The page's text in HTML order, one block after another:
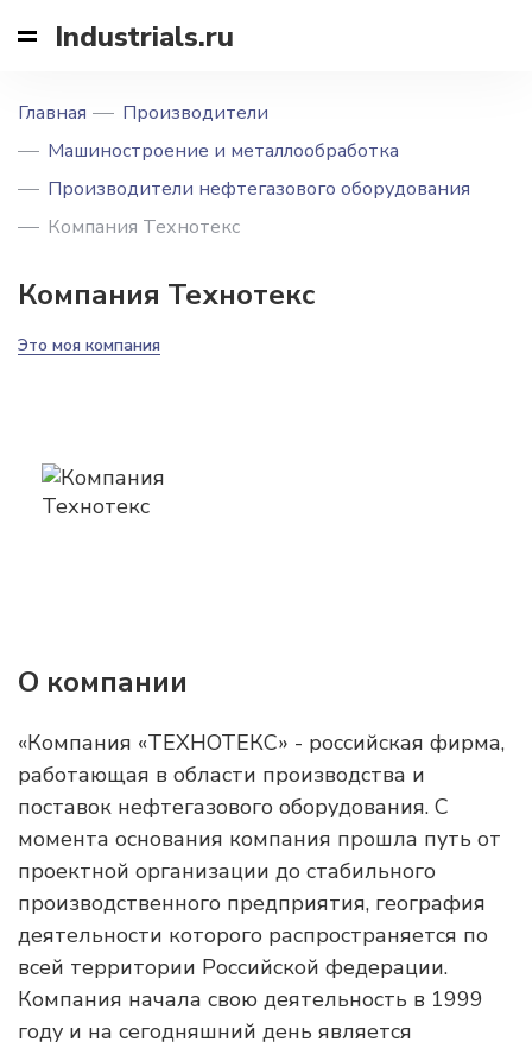
Industrials.ru
Главная
Производители
Машиностроение и металлообработка
Производители нефтегазового оборудования
Компания Технотекс
Компания Технотекс
Это моя компания
О компании
«Компания «ТЕХНОТЕКС» - российская фирма,
работающая в области производства и
поставок нефтегазового оборудования. С
момента основания компания прошла путь от
проектной организации до стабильного
производственного предприятия, география
деятельности которого распространяется по
всей территории Российской федерации.
Компания начала свою деятельность в 1999
году и на сегодняшний день является